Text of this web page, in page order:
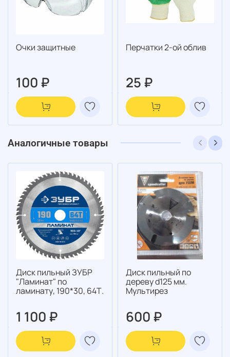
Очки защитные
100 ₽
Перчатки 2-ой облив
25 ₽
Аналогичные товары
Диск пильный ЗУБР
"Ламинат" по
ламинату, 190*30, 64Т.
1 100 ₽
Диск пильный по
дереву d125 мм.
Мультирез
600 ₽